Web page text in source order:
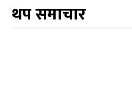
थप समाचार